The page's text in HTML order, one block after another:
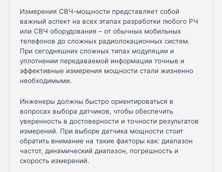
Измерения СВЧ-мощности представляет собой
важный аспект на всех этапах разработки любого РЧ
или СВЧ оборудования – от обычных мобильных
телефонов до сложных радиолокационных систем.
При сегодняшних сложных типах модуляции и
уплотнении передаваемой информации точные и
эффективные измерения мощности стали жизненно
необходимыми.
Инженеры должны быстро ориентироваться в
вопросах выбора датчиков, чтобы обеспечить
уверенность в достоверности и точности результатов
измерений. При выборе датчика мощности стоит
обратить внимание на такие факторы как: диапазон
частот, динамический диапазон, погрешность и
скорость измерений.